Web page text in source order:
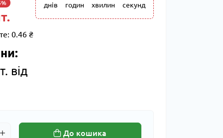
0.46 ₴
від
днів годин хвилин секунд
До кошика